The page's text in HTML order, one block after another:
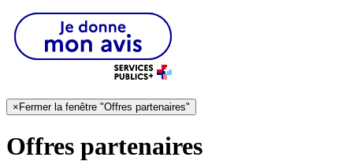
×Fermer la fenêtre "Offres partenaires"
Offres partenaires